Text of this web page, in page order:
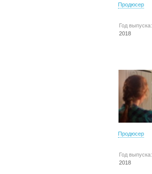
Продюсер
Год выпуска:
2018
Продюсер
Год выпуска:
2018